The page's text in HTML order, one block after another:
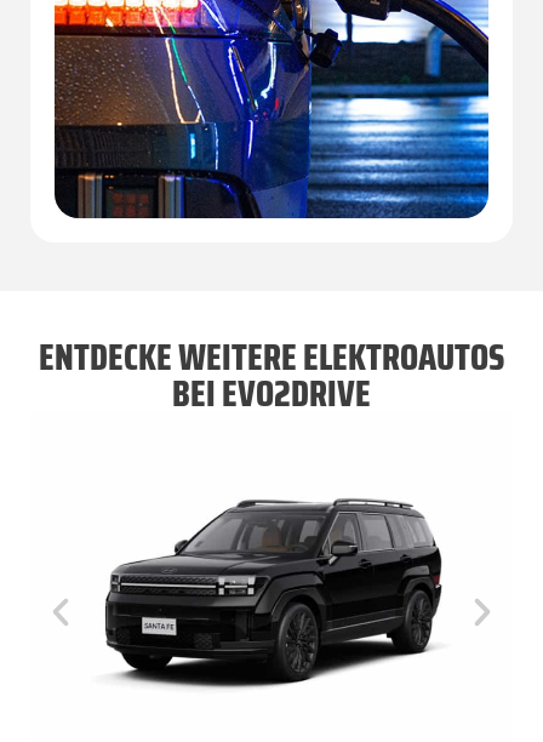
ENTDECKE WEITERE ELEKTROAUTOS
BEI EVO2DRIVE